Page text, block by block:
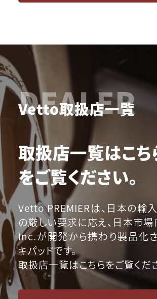
DEALER
Vetto取扱店一覧
取扱店一覧はこち
をご覧ください。
Vetto PREMIERは、日本の輸
の厳しい要求に応え、日本市
Inc.が開発から携わり製品化
キパッドです。
取扱店一覧はこちらをご覧くだ